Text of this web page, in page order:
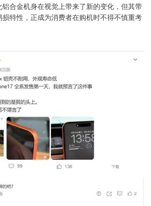
合金机身在视觉上带来了新的变化，但其带
特性，正成为消费者在购机时不得不慎重考